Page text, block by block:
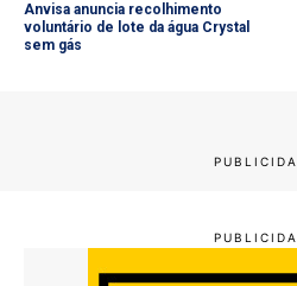
Anvisa anuncia recolhimento
voluntário de lote da água Crystal
sem gás